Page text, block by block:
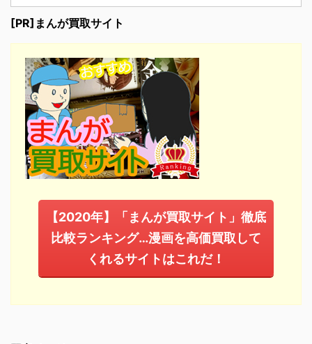
[PR]まんが買取サイト
【2020年】「まんが買取サイト」徹底
比較ランキング…漫画を高価買取して
くれるサイトはこれだ！